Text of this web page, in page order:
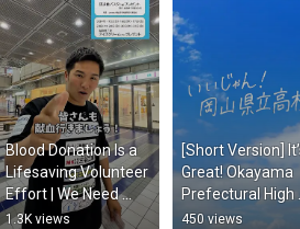
Blood Donation Is a
Lifesaving Volunteer
Effort | We Need
Your Help! [Okayama
1.3K views
[Short Version]
Great! Okayama
Prefectural High
Schools
450 views